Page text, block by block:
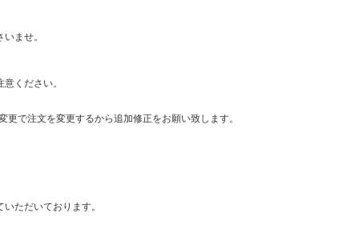
ませ。
ください。
で注文を変更するから追加修正をお願い致します。
ただいております。